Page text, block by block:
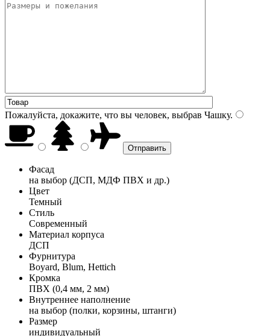
Пожалуйста, докажите, что вы человек, выбрав Чашку.
Фасад
на выбор (ДСП, МДФ ПВХ и др.)
Цвет
Темный
Стиль
Современный
Материал корпуса
ДСП
Фурнитура
Boyard, Blum, Hettich
Кромка
ПВХ (0,4 мм, 2 мм)
Внутреннее наполнение
на выбор (полки, корзины, штанги)
Размер
индивидуальный